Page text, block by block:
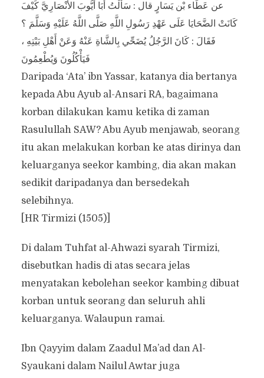
عن عَطَاء بْن يَسَارٍ قال : سَأَلْتُ أَبَا أَيُّوبَ الأَنْصَارِيَّ كَيْفَ
كَانَتْ الضَّحَايَا عَلَى عَهْدِ رَسُولِ اللَّهِ صَلَّى اللَّهُ عَلَيْهِ وَسَلَّمَ ؟
فَقَالَ : كَانَ الرَّجُلُ يُضَحِّي بِالشَّاةِ عَنْهُ وَعَنْ أَهْلِ بَيْتِهِ ،
فَيَأْكُلُونَ وَيُطْعِمُونَ
Daripada ‘Ata’ ibn Yassar, katanya dia bertanya
kepada Abu Ayub al-Ansari RA, bagaimana
korban dilakukan kamu ketika di zaman
Rasulullah SAW? Abu Ayub menjawab, seorang
itu akan melakukan korban ke atas dirinya dan
keluarganya seekor kambing, dia akan makan
sedikit daripadanya dan bersedekah
selebihnya.
[HR Tirmizi (1505)]
Di dalam Tuhfat al-Ahwazi syarah Tirmizi,
disebutkan hadis di atas secara jelas
menyatakan kebolehan seekor kambing dibuat
korban untuk seorang dan seluruh ahli
keluarganya. Walaupun ramai.
Ibn Qayyim dalam Zaadul Ma’ad dan Al-
Syaukani dalam Nailul Awtar juga